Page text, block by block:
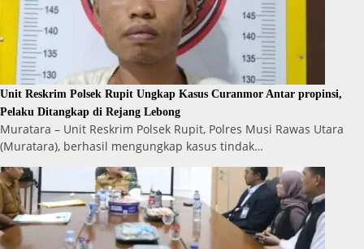
Unit Reskrim Polsek Rupit Ungkap Kasus Curanmor Antar propinsi,
Pelaku Ditangkap di Rejang Lebong
Muratara – Unit Reskrim Polsek Rupit, Polres Musi Rawas Utara
(Muratara), berhasil mengungkap kasus tindak…